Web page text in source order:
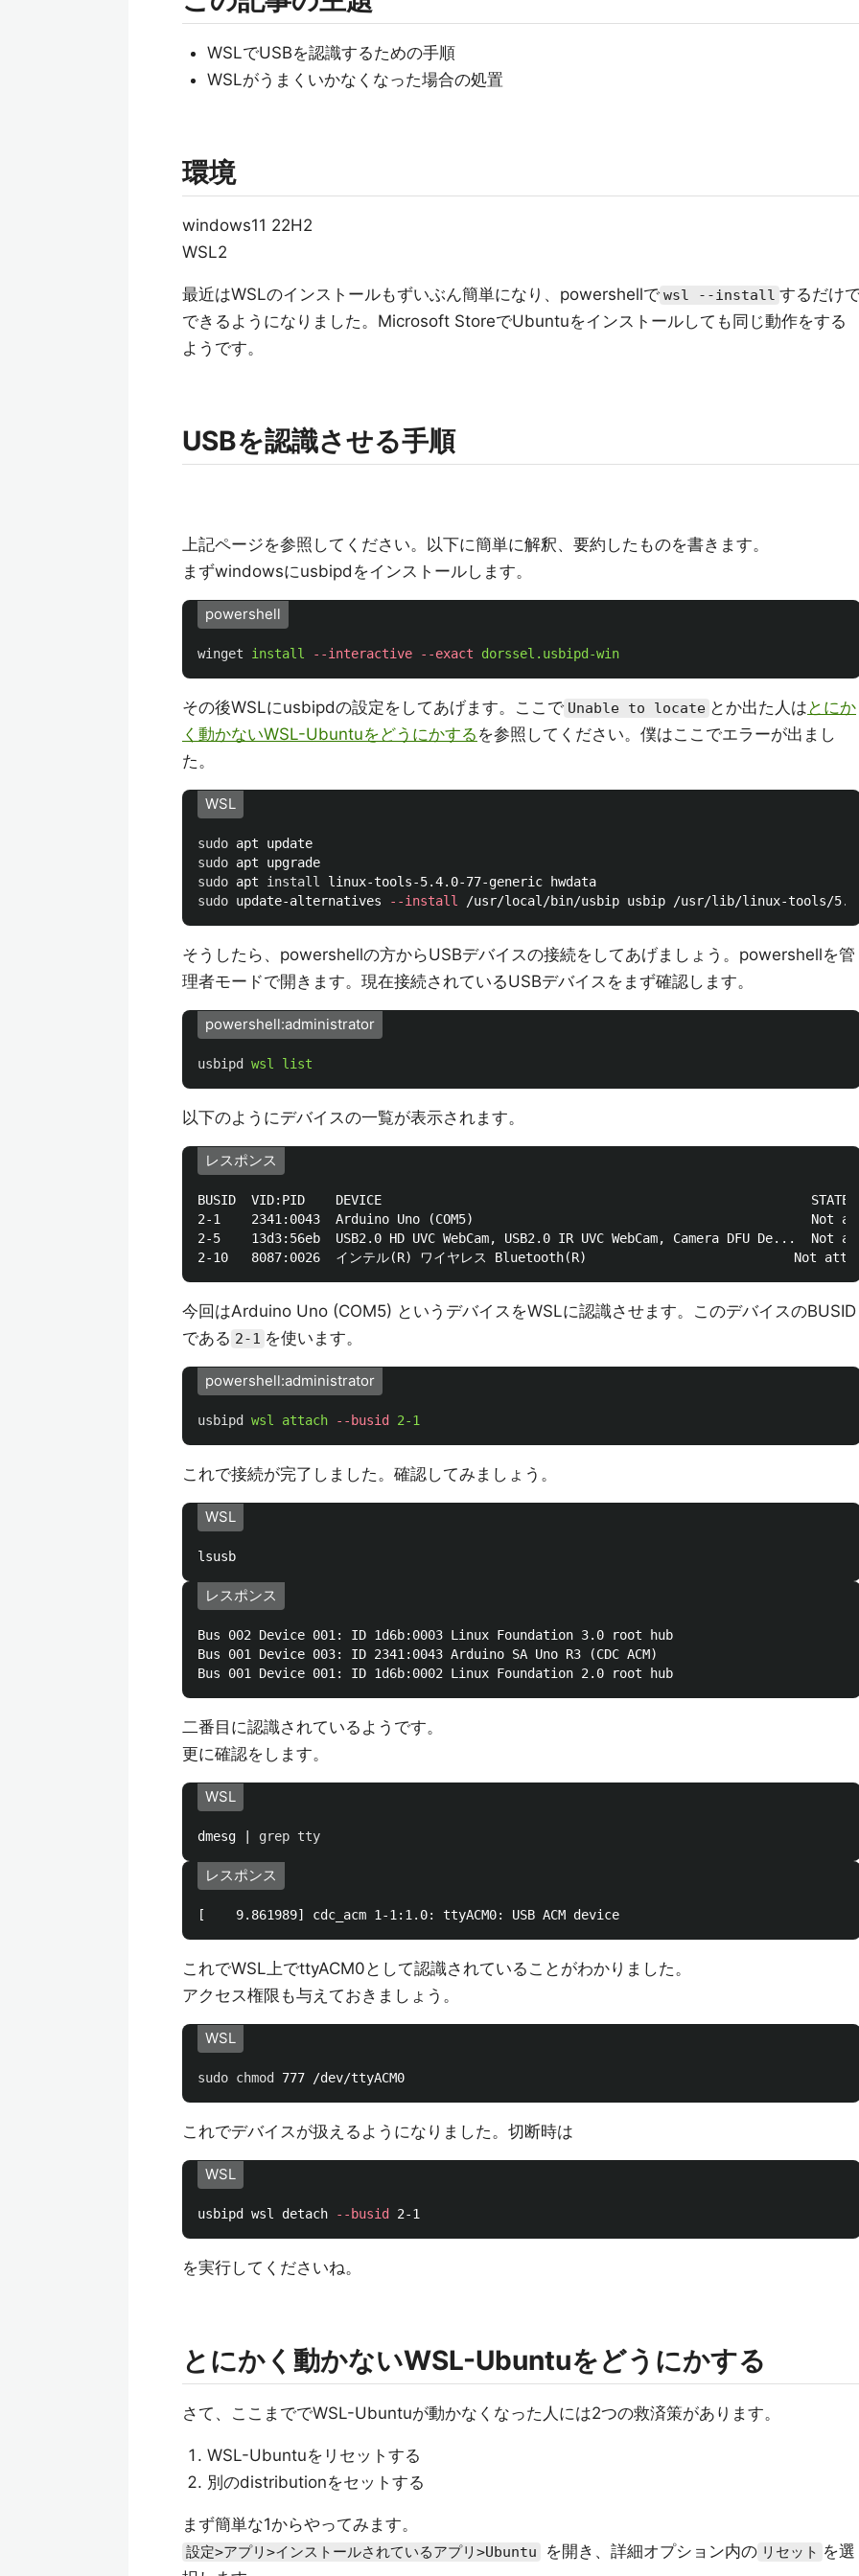
WSLでUSBを認識するための手順
WSLがうまくいかなくなった場合の処置
環境
windows11 22H2
WSL2
最近はWSLのインストールもずいぶん簡単になり、powershellで wsl --install するだけ
できるようになりました。Microsoft StoreでUbuntuをインストールしても同じ動作をする
ようです。
USBを認識させる手順
上記ページを参照してください。以下に簡単に解釈、要約したものを書きます。
まずwindowsにusbipdをインストールします。
powershell
winget install --interactive --exact dorssel.usbipd-win
その後WSLにusbipdの設定をしてあげます。ここで Unable to locate とか出た人は とにか
く動かないWSL-Ubuntuをどうにかする を参照してください。僕はここでエラーが出まし
た。
WSL
sudo
sudo
sudo apt install
sudo update-alternatives --install
そうしたら、powershellの方からUSBデバイスの接続をしてあげましょう。powershellを管
理者モードで開きます。現在接続されているUSBデバイスをまず確認します。
powershell:administrator
usbipd wsl list
以下のようにデバイスの一覧が表示されます。
レスポンス
BUSID  VID:PID    DEVICE                                                        STATE
2-1    2341:0043  Arduino Uno (COM5)                                            Not
2-5    13d3:56eb  USB2.0 HD UVC WebCam, USB2.0 IR UVC WebCam, Camera DFU De...  Not
今回はArduino Uno (COM5) というデバイスをWSLに認識させます。このデバイスのBUSID
である 2-1 を使います。
powershell:administrator
usbipd wsl attach --busid 2-1
これで接続が完了しました。確認してみましょう。
WSL
レスポンス
Bus 002 Device 001: ID 1d6b:0003 Linux Foundation 3.0 root hub
Bus 001 Device 003: ID 2341:0043 Arduino SA Uno R3 (CDC ACM)
二番目に認識されているようです。
更に確認をします。
WSL
dmesg | grep tty
レスポンス
これでWSL上でttyACM0として認識されていることがわかりました。
アクセス権限も与えておきましょう。
WSL
sudo chmod
これでデバイスが扱えるようになりました。切断時は
WSL
usbipd wsl detach --busid
を実行してくださいね。
とにかく動かないWSL-Ubuntuをどうにかする
さて、ここまででWSL-Ubuntuが動かなくなった人には2つの救済策があります。
WSL-Ubuntuをリセットする
別のdistributionをセットする
まず簡単な1からやってみます。
設定>アプリ>インストールされているアプリ>Ubuntu を開き、詳細オプション内の リセット を選